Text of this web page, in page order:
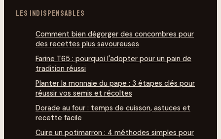
LES INDISPENSABLES
Comment bien dégorg­er des concombres pour
des recettes plus savoureuses
Farine T65 : pourquoi l'adopter pour un pain de
tradition réussi
Planter la monnaie du pape : 3 étapes clés pour
réussir vos semis et récoltes
Dorade au four : temps de cuisson, astuces et
recette facile
Cuire un potimarron : 4 méthodes simples pour